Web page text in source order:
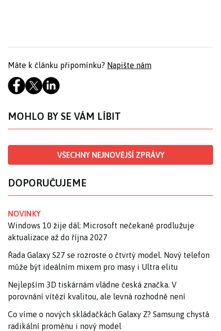
Máte k článku připomínku? Napište nám
MOHLO BY SE VÁM LÍBIT
VŠECHNY NEJNOVĚJŠÍ ZPRÁVY
DOPORUČUJEME
NOVINKY
Windows 10 žije dál: Microsoft nečekaně prodlužuje
aktualizace až do října 2027
Řada Galaxy S27 se rozroste o čtvrtý model. Nový telefon
může být ideálním mixem pro masy i Ultra elitu
Nejlepším 3D tiskárnám vládne česká značka. V
porovnání vítězí kvalitou, ale levná rozhodně není
Co víme o nových skládačkách Galaxy Z? Samsung chystá
radikální proměnu i nový model